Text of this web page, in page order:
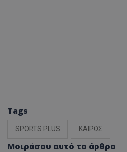
Tags
SPORTS PLUS ΚΑΙΡΟΣ
Μοιράσου αυτό το άρθρο